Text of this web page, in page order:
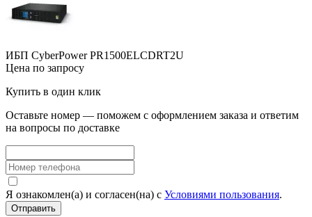
ИБП CyberPower PR1500ELCDRT2U
Цена по запросу
Купить в один клик
Оставьте номер — поможем с оформлением заказа и ответим
на вопросы по доставке
Я ознакомлен(а) и согласен(на) с Условиями пользования.
Отправить